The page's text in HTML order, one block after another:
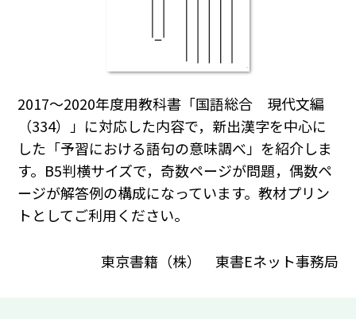
2017～2020年度用教科書「国語総合 現代文編
（334）」に対応した内容で，新出漢字を中心に
した「予習における語句の意味調べ」を紹介しま
す。B5判横サイズで，奇数ページが問題，偶数ペ
ージが解答例の構成になっています。教材プリン
トとしてご利用ください。
東京書籍（株） 東書Eネット事務局